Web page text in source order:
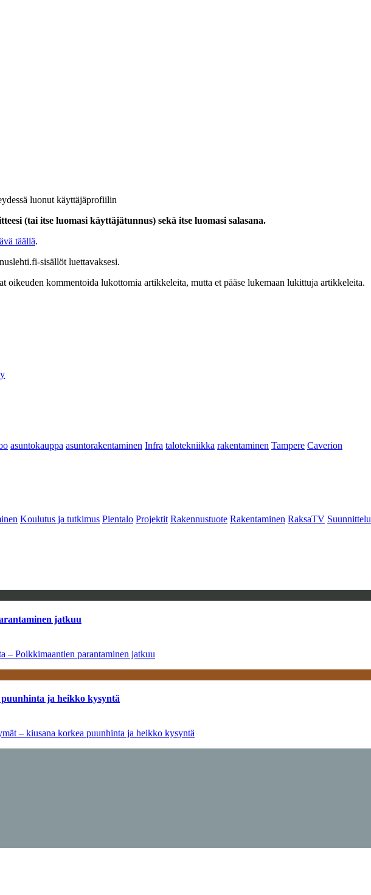
luonut käyttäjäprofiilin
(tai itse luomasi käyttäjätunnus) sekä itse luomasi salasana.
täällä.
sisällöt luettavaksesi.
oikeuden kommentoida lukottomia artikkeleita, mutta et pääse lukemaan lukittuja artikkeleita.
asuntokauppa asuntorakentaminen Infra talotekniikka rakentaminen Tampere Caverion
Koulutus ja tutkimus Pientalo Projektit Rakennustuote Rakentaminen RaksaTV Suunnittelu
jatkuu
– Poikkimaantien parantaminen jatkuu
ja heikko kysyntä
– kiusana korkea puunhinta ja heikko kysyntä